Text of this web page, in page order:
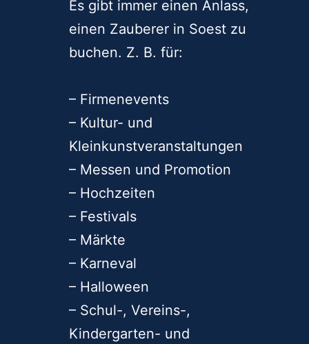
kann man Zauberer BeLu in
Soest buchen?
einen Zauberer in Soest zu
buchen. Z. B. für:
– Firmenevents
– Kultur- und
Kleinkunstveranstaltungen
– Messen und Promotion
– Hochzeiten
– Festivals
– Märkte
– Karneval